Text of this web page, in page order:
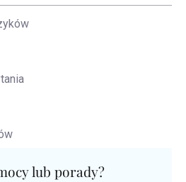
lub porady?